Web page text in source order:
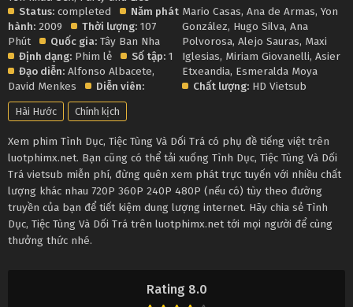
Rating 8.0
Status: completed
Năm phát
hành: 2009 Thời lượng: 107
Phút
Quốc gia: Tây Ban Nha
Định dạng: Phim lẻ Số tập: 1
Đạo diễn: Alfonso Albacete,
David Menkes
Diễn viên:
Mario Casas,Ana de Armas,Yon
González, Hugo Silva,Ana
Polvorosa,Alejo Sauras, Maxi
Iglesias, Miriam Giovanelli,Asier
Etxeandia, Esmeralda Moya
Chất lượng: HD Vietsub
Hài Hước Chính kịch
Xem phim Tình Dục, Tiệc Tùng Và Dối Trá có phụ đề tiếng việt trên
luotphimx.net. Bạn cũng có thể tải xuống Tình Dục, Tiệc Tùng Và Dối
Trá vietsub miễn phí, đừng quên xem phát trực tuyến với nhiều chất
lượng khác nhau 720P 360P 240P 480P (nếu có) tùy theo đường
truyền của bạn để tiết kiệm dung lượng internet. Hãy chia sẻ Tình
Dục, Tiệc Tùng Và Dối Trá trên luotphimx.net tới mọi người để cùng
thưởng thức nhé.